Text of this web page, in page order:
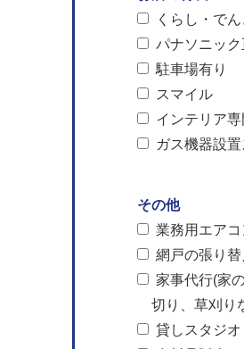
くらし・で
パナソニッ
駐車場有り
スマイル
インテリア
ガス機器設
その他
業務用エア
網戸の張り替
家事代行(家
切り、草刈り
貸しスタジオ